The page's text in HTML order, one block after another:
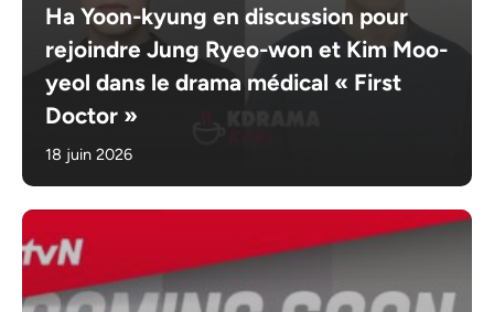
Ha Yoon-kyung en discussion pour
rejoindre Jung Ryeo-won et Kim Moo-
yeol dans le drama médical « First
Doctor »
18 juin 2026